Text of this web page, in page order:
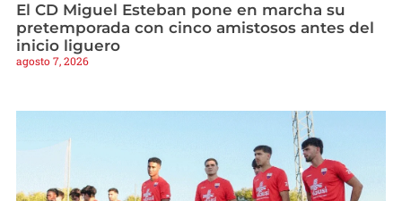
El CD Miguel Esteban pone en marcha su
pretemporada con cinco amistosos antes del
inicio liguero
agosto 7, 2026